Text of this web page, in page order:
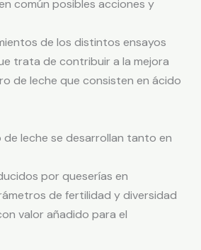
común posibles acciones y
de los distintos ensayos
trata de contribuir a la mejora
de leche que consisten en ácido
leche se desarrollan tanto en
por queserías en
de fertilidad y diversidad
valor añadido para el